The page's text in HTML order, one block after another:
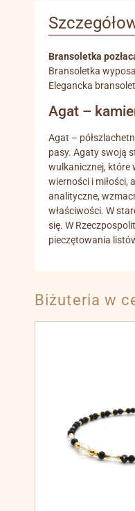
Bransoletka
Bransoletka
Elegancka
Agat –
Agat –
pasy. Agaty swoją
wulkanicznej, które
wierności i miłości,
analityczne,
właściwości. W
się. W
pieczętowania
Biżuteria w